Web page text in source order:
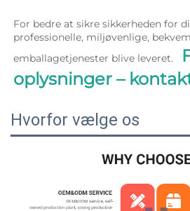
For bedre at sikre sikkerheden for
professionelle, miljøvenlige,
emballagetjenester blive leveret.
oplysninger –
Hvorfor vælge os